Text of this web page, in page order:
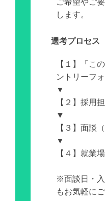
ご希望やご
します。
選考プロセス
【１】「こ
ントリーフ
▼
【２】採用
▼
【３】面談
▼
【４】就業
※面談日・
もお気軽に